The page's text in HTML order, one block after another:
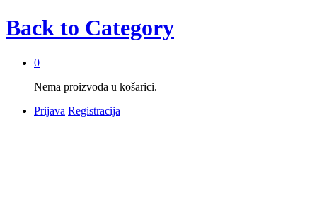
Back to Category
0
Nema proizvoda u košarici.
Prijava Registracija